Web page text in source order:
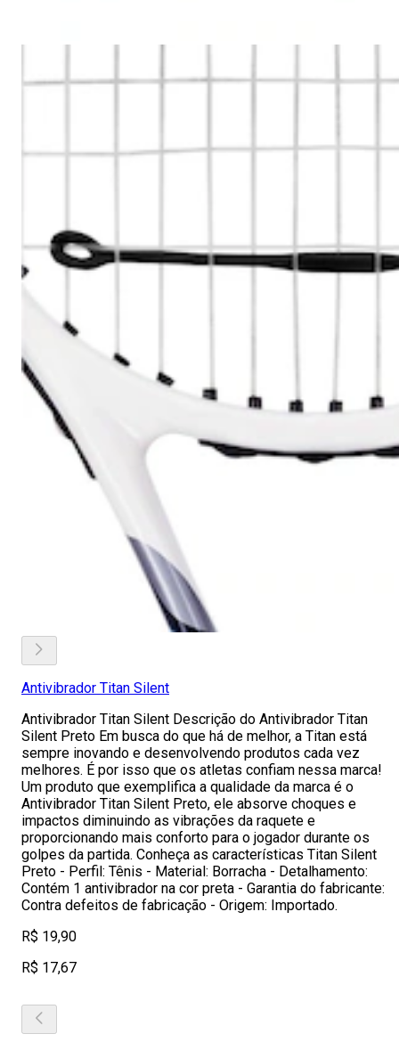
Antivibrador Titan Silent
Antivibrador Titan Silent Descrição do Antivibrador Titan
Silent Preto Em busca do que há de melhor, a Titan está
sempre inovando e desenvolvendo produtos cada vez
melhores. É por isso que os atletas confiam nessa marca!
Um produto que exemplifica a qualidade da marca é o
Antivibrador Titan Silent Preto, ele absorve choques e
impactos diminuindo as vibrações da raquete e
proporcionando mais conforto para o jogador durante os
golpes da partida. Conheça as características Titan Silent
Preto - Perfil: Tênis - Material: Borracha - Detalhamento:
Contém 1 antivibrador na cor preta - Garantia do fabricante:
Contra defeitos de fabricação - Origem: Importado.
R$ 19,90
R$ 17,67